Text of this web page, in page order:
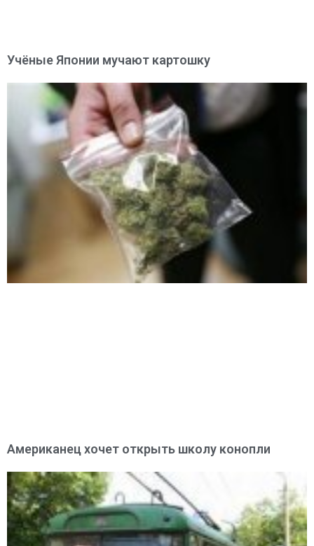
Учёные Японии мучают картошку
Американец хочет открыть школу конопли